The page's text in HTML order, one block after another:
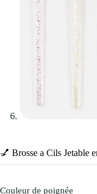
💅 Brosse a Cils Jetable
Couleur de poignée